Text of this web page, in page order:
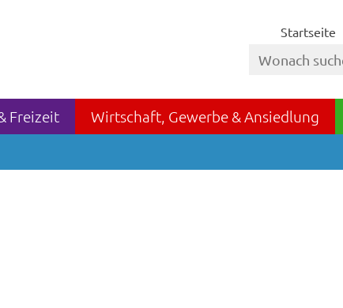
Startseite
Freizeit Wirtschaft, Gewerbe & Ansiedlung